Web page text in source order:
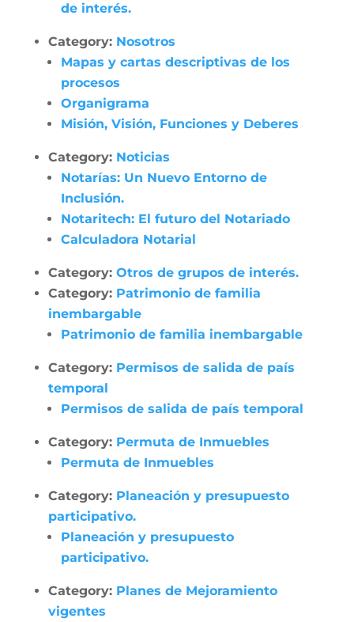
de interés.
Category: Nosotros
Mapas y cartas descriptivas de los
procesos
Organigrama
Misión, Visión, Funciones y Deberes
Category: Noticias
Notarías: Un Nuevo Entorno de
Inclusión.
Notaritech: El futuro del Notariado
Calculadora Notarial
Category: Otros de grupos de interés.
Category: Patrimonio de familia
inembargable
Patrimonio de familia inembargable
Category: Permisos de salida de país
temporal
Permisos de salida de país temporal
Category: Permuta de Inmuebles
Permuta de Inmuebles
Category: Planeación y presupuesto
participativo.
Planeación y presupuesto
participativo.
Category: Planes de Mejoramiento
vigentes